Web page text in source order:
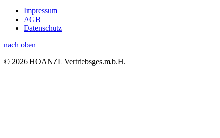
Impressum
AGB
Datenschutz
nach oben
© 2026 HOANZL Vertriebsges.m.b.H.